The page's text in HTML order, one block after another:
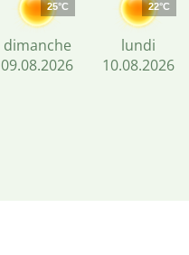
25°C
dimanche
09.08.2026
22°C
lundi
10.08.2026